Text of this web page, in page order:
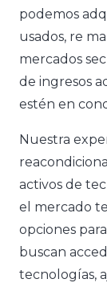
podemos
usados, re
mercados
de ingresos
estén en
Nuestra
activos de
el mercado
opciones
buscan
tecnologías,